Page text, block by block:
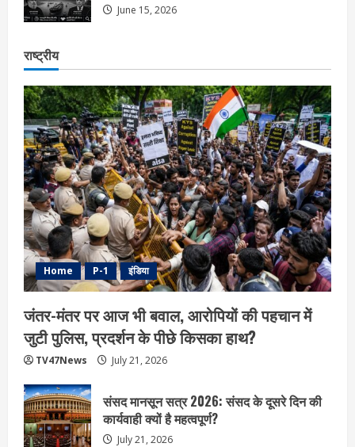
June 15, 2026
राष्ट्रीय
Home P-1 इंडिया
जंतर-मंतर पर आज भी बवाल, आरोपियों की पहचान में
जुटी पुलिस, प्रदर्शन के पीछे किसका हाथ?
TV47News July 21, 2026
संसद मानसून सत्र 2026: संसद के दूसरे दिन की
कार्यवाही क्यों है महत्वपूर्ण?
July 21, 2026